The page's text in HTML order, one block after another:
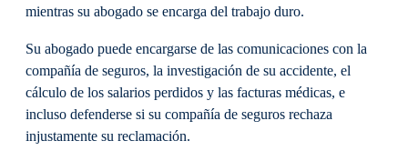
mientras su abogado se encarga del trabajo duro.
Su abogado puede encargarse de las comunicaciones con la
compañía de seguros, la investigación de su accidente, el
cálculo de los salarios perdidos y las facturas médicas, e
incluso defenderse si su compañía de seguros rechaza
injustamente su reclamación.